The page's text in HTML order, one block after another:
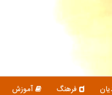
فرهنگ آموزش